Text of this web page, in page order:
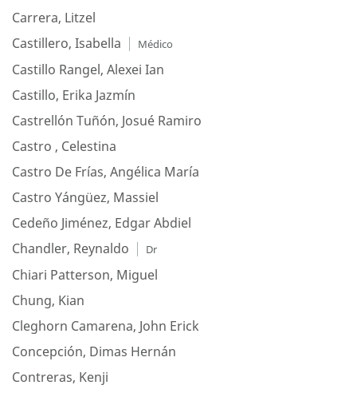
Carrera, Litzel
Castillero, Isabella
Médico
Castillo Rangel, Alexei Ian
Castillo, Erika Jazmín
Castrellón Tuñón, Josué Ramiro
Castro , Celestina
Castro De Frías, Angélica María
Castro Yángüez, Massiel
Cedeño Jiménez, Edgar Abdiel
Chandler, Reynaldo
Dr
Chiari Patterson, Miguel
Chung, Kian
Cleghorn Camarena, John Erick
Concepción, Dimas Hernán
Contreras, Kenji